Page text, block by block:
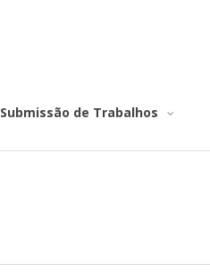
Submissão de Trabalhos